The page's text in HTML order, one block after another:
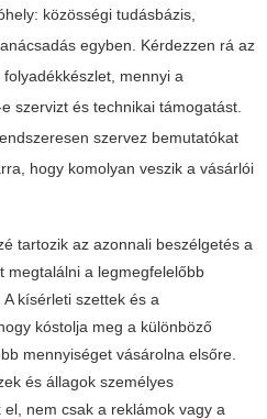
közösségi tudásbázis,
egyben. Kérdezzen rá az
mennyi a
szervizt és technikai támogatást.
szervez bemutatókat
hogy komolyan veszik a vásárlói
tartozik az azonnali beszélgetés a
megtalálni a legmegfelelőbb
kísérleti szettek és a
kóstolja meg a különböző
mennyiséget vásárolna elsőre.
és állagok személyes
nem csak a reklámok vagy a